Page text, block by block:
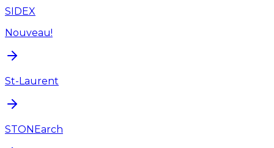
SIDEX
Nouveau!
St-Laurent
STONEarch